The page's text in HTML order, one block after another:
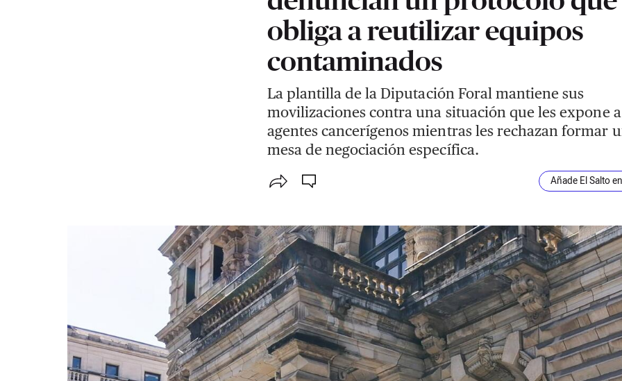
obliga a reutilizar equipos
contaminados
La plantilla de la Diputación Foral mantiene sus
movilizaciones contra una situación que les expone a
agentes cancerígenos mientras les rechazan formar
mesa de negociación específica.
Añade El Salto